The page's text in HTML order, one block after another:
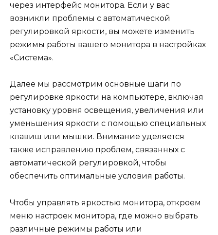
через интерфейс монитора. Если у вас
возникли проблемы с автоматической
регулировкой яркости, вы можете изменить
режимы работы вашего монитора в настройках
«Система».
Далее мы рассмотрим основные шаги по
регулировке яркости на компьютере, включая
установку уровня освещения, увеличения или
уменьшения яркости с помощью специальных
клавиш или мышки. Внимание уделяется
также исправлению проблем, связанных с
автоматической регулировкой, чтобы
обеспечить оптимальные условия работы.
Чтобы управлять яркостью монитора, откроем
меню настроек монитора, где можно выбрать
различные режимы работы или